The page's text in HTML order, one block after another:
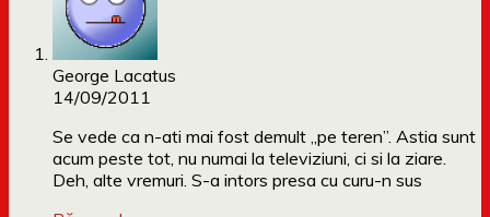
George Lacatus
14/09/2011
Se vede ca n-ati mai fost demult „pe teren”. Astia sunt
acum peste tot, nu numai la televiziuni, ci si la ziare.
Deh, alte vremuri. S-a intors presa cu curu-n sus